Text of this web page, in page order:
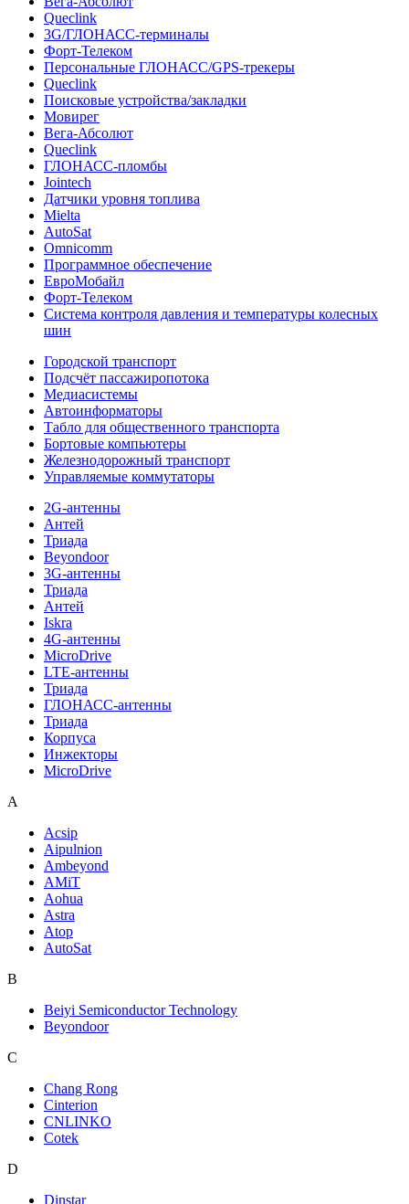
Queclink
3G/ГЛОНАСС-терминалы
Форт-Телеком
Персональные ГЛОНАСС/GPS-трекеры
Queclink
Поисковые устройства/закладки
Мовирег
Вега-Абсолют
Queclink
ГЛОНАСС-пломбы
Jointech
Датчики уровня топлива
Mielta
AutoSat
Omnicomm
Программное обеспечение
ЕвроМобайл
Форт-Телеком
Система контроля давления и температуры колесных
шин
Городской транспорт
Подсчёт пассажиропотока
Медиасистемы
Автоинформаторы
Табло для общественного транспорта
Бортовые компьютеры
Железнодорожный транспорт
Управляемые коммутаторы
2G-антенны
Антей
Триада
Beyondoor
3G-антенны
Триада
Антей
Iskra
4G-антенны
MicroDrive
LTE-антенны
Триада
ГЛОНАСС-антенны
Триада
Корпуса
Инжекторы
MicroDrive
A
Acsip
Aipulnion
Ambeyond
AMiT
Aohua
Astra
Atop
AutoSat
B
Beiyi Semiconductor Technology
Beyondoor
C
Chang Rong
Cinterion
CNLINKO
Cotek
D
Dinstar